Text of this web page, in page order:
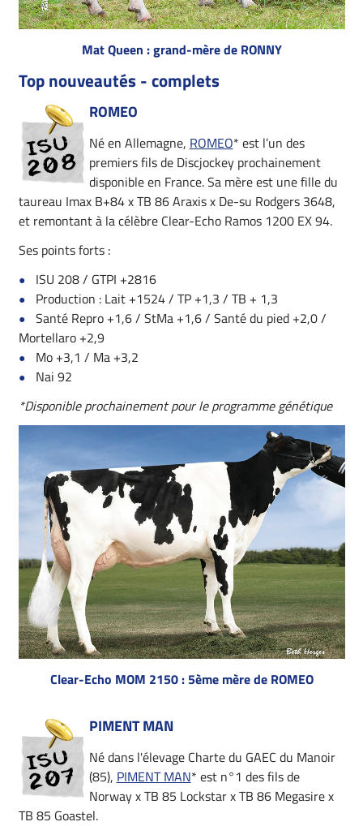
Mat Queen : grand-mère de RONNY
Top nouveautés - complets
ROMEO
Né en Allemagne, ROMEO* est l’un des
premiers fils de Discjockey prochainement
disponible en France. Sa mère est une fille du
taureau Imax B+84 x TB 86 Araxis x De-su Rodgers 3648,
et remontant à la célèbre Clear-Echo Ramos 1200 EX 94.
Ses points forts :
ISU 208 / GTPI +2816
Production : Lait +1524 / TP +1,3 / TB + 1,3
Santé Repro +1,6 / StMa +1,6 / Santé du pied +2,0 /
Mortellaro +2,9
Mo +3,1 / Ma +3,2
Nai 92
*Disponible prochainement pour le programme génétique
Clear-Echo MOM 2150 : 5ème mère de ROMEO
PIMENT MAN
Né dans l'élevage Charte du GAEC du Manoir
(85), PIMENT MAN* est n°1 des fils de
Norway x TB 85 Lockstar x TB 86 Megasire x
TB 85 Goastel.